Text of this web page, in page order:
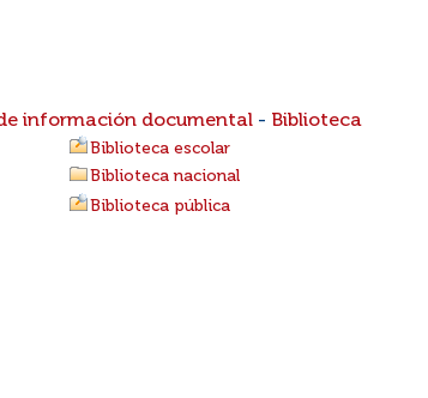
información documental - Biblioteca
Biblioteca escolar
Biblioteca nacional
Biblioteca pública